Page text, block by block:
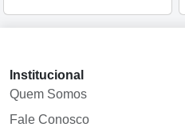
Institucional
Quem Somos
Fale Conosco